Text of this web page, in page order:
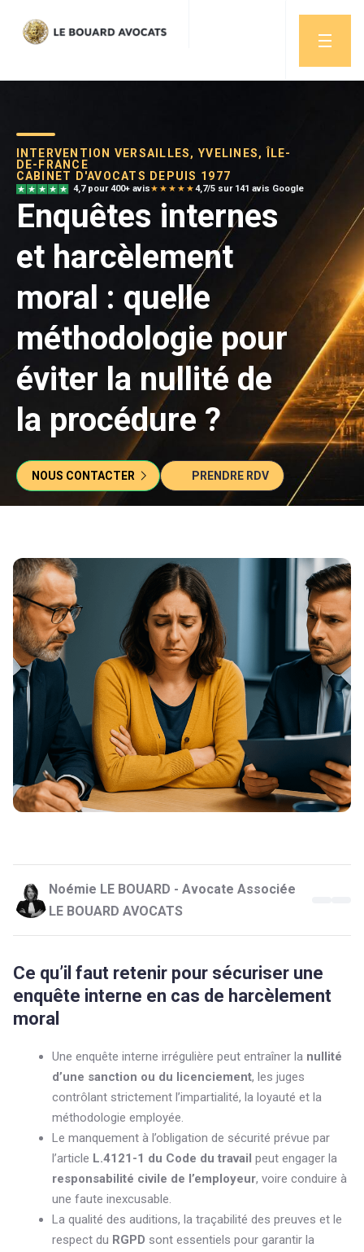
INTERVENTION VERSAILLES, YVELINES, ÎLE-
DE-FRANCE
CABINET D'AVOCATS DEPUIS 1977
4,7 pour 400+ avis★★★★★4,7/5 sur 141 avis Google
Enquêtes internes
et harcèlement
moral : quelle
méthodologie pour
éviter la nullité de
la procédure ?
NOUS CONTACTER PRENDRE RDV
Noémie LE BOUARD - Avocate Associée
LE BOUARD AVOCATS
Ce qu’il faut retenir pour sécuriser une
enquête interne en cas de harcèlement
moral
Une enquête interne irrégulière peut entraîner la nullité
d’une sanction ou du licenciement, les juges
contrôlant strictement l’impartialité, la loyauté et la
méthodologie employée.
Le manquement à l’obligation de sécurité prévue par
l’article L.4121-1 du Code du travail peut engager la
responsabilité civile de l’employeur, voire conduire à
une faute inexcusable.
La qualité des auditions, la traçabilité des preuves et le
respect du RGPD sont essentiels pour garantir la